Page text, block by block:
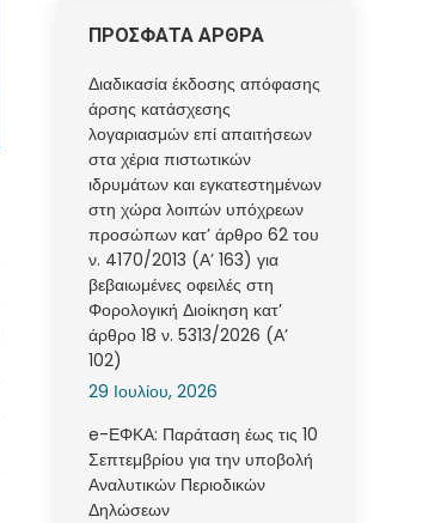
ΠΡΟΣΦΑΤΑ ΑΡΘΡΑ
Διαδικασία έκδοσης απόφασης
άρσης κατάσχεσης
λογαριασμών επί απαιτήσεων
στα χέρια πιστωτικών
ιδρυμάτων και εγκατεστημένων
στη χώρα λοιπών υπόχρεων
προσώπων κατ’ άρθρο 62 του
ν. 4170/2013 (Α’ 163) για
βεβαιωμένες οφειλές στη
Φορολογική Διοίκηση κατ’
άρθρο 18 ν. 5313/2026 (Α’
102)
29 Ιουλίου, 2026
e-ΕΦΚΑ: Παράταση έως τις 10
Σεπτεμβρίου για την υποβολή
Αναλυτικών Περιοδικών
Δηλώσεων